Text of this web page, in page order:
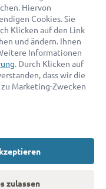
Rechtsanwalt finden
FaktenAGB
Hiervon
Cookies. Sie
Klicken auf den Link
und ändern. Ihnen
Informationen
. Durch Klicken auf
dass wir die
Marketing-Zwecken
zulassen